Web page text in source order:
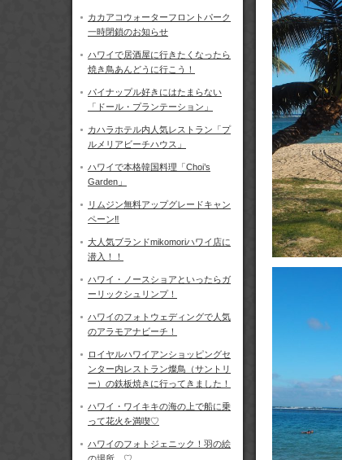
カカアコウォーターフロントパーク
一時閉鎖のお知らせ
ハワイで居酒屋に行きたくなったら
焼き鳥あんどうに行こう！
パイナップル好きにはたまらない
「ドール・プランテーション」
カハラホテル内人気レストラン「プ
ルメリアビーチハウス」
ハワイで本格韓国料理「Choi’s
Garden」
リムジン無料アップグレードキャン
ペーン‼
大人気ブランドmikomoriハワイ店に
潜入！！
ハワイ・ノースショアといったらガ
ーリックシュリンプ！
ハワイのフォトウェディングで人気
のアラモアナビーチ！
ロイヤルハワイアンショッピングセ
ンター内レストラン燦鳥（サントリ
ー）の鉄板焼きに行ってきました！
ハワイ・ワイキキの海の上で船に乗
って花火を満喫♡
ハワイのフォトジェニック！羽の絵